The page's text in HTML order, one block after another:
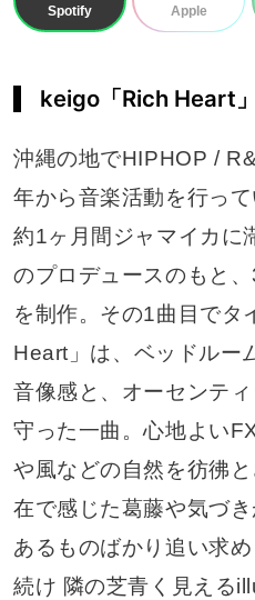
Spotify Apple
keigo「Rich Heart」
沖縄の地でHIPHOP /
年から音楽活動を行っ
約1ヶ月間ジャマイカに
のプロデュースのもと
を制作。その1曲目でタ
Heart」は、ベッドルー
音像感と、オーセンテ
守った一曲。心地よい
や風などの自然を彷彿
在で感じた葛藤や気づ
あるものばかり追い求
続け 隣の芝青く見える